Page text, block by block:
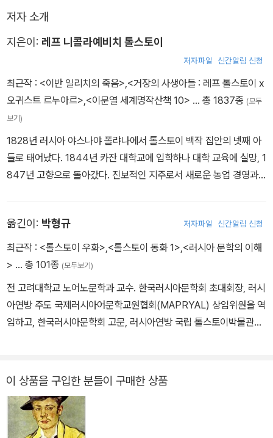
달해주는 소설을 나는 알지 못한다. 『전쟁과 평화』를 읽으며 우리는
저자 소개
지은이: 레프 니콜라예비치 톨스토이
저자파일 신간알림 신청
최근작 : <이반 일리치의 죽음> <거장의 사생아들 : 레프 톨스토이 x
오귀스트 르누아르> <이문열 세계명작산책 10> … 총 1837종 (모두
보기)
1828년 러시아 야스나야 폴랴나에서 톨스토이 백작 집안의 넷째 아
들로 태어났다. 1844년 카잔 대학교에 입학하나 대학 교육에 실망, 1
847년 고향으로 돌아갔다. 진보적인 지주로서 새로운 농업 경영과
이듬해 잡지 《소브레멘니크》에 익명으로 「유년 시절」 연재를 시작하
면서 작가로서 첫발을 내디뎠다. 작품 집필과 함께 농업 경영에 힘을
쏟는 한편, 농민의 열악한 교육 상태에 관심을 갖게 되어 학교를 세우
한 후 문학에 전념하여 『전쟁과 평화』, 『안나 카레니나』 등 대작을 집
필, 작가로서의 명성을 누렸다. 그러나 이 무렵 삶에 대한 회의에 시달
리며 정신적 위기를 겪었다. 그리하여 1880년 이후 원시 기독교 사
사상을 체계화했다. 또한 술과 담배를 끊고 손수 밭일을 하는 등 금욕
적인 생활을 지향하며 빈민 구제 활동을 하기도 했다. 민중이 쉽게 읽
을 수 있도록 민담 22편을 썼는데 그중에서도 「인간에게 많은 땅이
필요한가」는 소설가 제임스 조이스가 “문학사에서 가장 위대한 이야
옮긴이: 박형규 저자파일 신간알림 신청
최근작 : <톨스토이 우화> <톨스토이 동화 1> <러시아 문학의 이해
> … 총 101종 (모두보기)
전 고려대학교 노어노문학과 교수. 한국러시아문학회 초대회장, 러시
아연방 주도 국제러시아어문학교원협회(MAPRYAL) 상임위원을 역
임하고, 한국러시아문학회 고문, 러시아연방 국립 톨스토이박물관
했다. 지은 책으로 『러시아문학의 세계』 『러시아문학의 이해』(공저),
옮긴 책으로 『전쟁과 평화』『안나 카레니나』 『닥터 지바고』 『인생독
본』 『하지무라트』 외 다수가 있다. 2023년 4월 향년 92세를 일기로
별세했다.
이 상품을 구입한 분들이 구매한 상품